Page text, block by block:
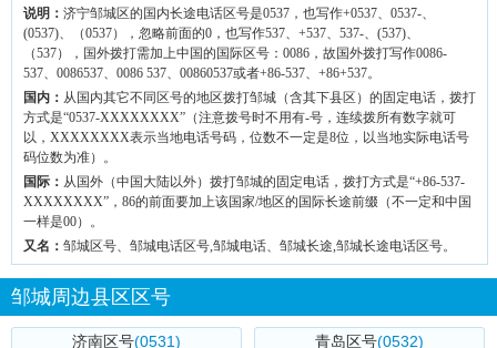
说明： 济宁邹城区的国内长途电话区号是0537，也写作+0537、0537-、
(0537)、（0537），忽略前面的0，也写作537、+537、537-、(537)、
（537），国外拨打需加上中国的国际区号：0086，故国外拨打写作0086-
537、0086537、0086 537、00860537或者+86-537、+86+537。
国内： 从国内其它不同区号的地区拨打邹城（含其下县区）的固定电话，拨打
方式是“0537-XXXXXXXX”（注意拨号时不用有-号，连续拨所有数字就可
以，XXXXXXXX表示当地电话号码，位数不一定是8位，以当地实际电话号
码位数为准）。
国际： 从国外（中国大陆以外）拨打邹城的固定电话，拨打方式是“+86-537-
XXXXXXXX”，86的前面要加上该国家/地区的国际长途前缀（不一定和中国
一样是00）。
又名： 邹城区号、邹城电话区号,邹城电话、邹城长途,邹城长途电话区号。
邹城周边县区区号
济南区号(0531) 青岛区号(0532)